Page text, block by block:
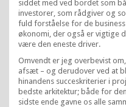
siddet med ved bordet som
investorer, som rådgiver og
fuld forståelse for de
økonomi, der også er vigtige
være den eneste driver.
Omvendt er jeg overbevist
afsæt – og derudover ved at
hinandens succeskriterier i
bedste arkitektur; både for
sidste ende gavne os alle